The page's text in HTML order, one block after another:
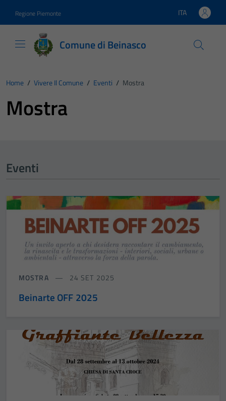
Regione Piemonte Lingua attiva:
ITA
Comune di Beinasco
Home / Vivere Il Comune / Eventi / Mostra
Mostra
Eventi
MOSTRA 24 SET 2025
Beinarte OFF 2025